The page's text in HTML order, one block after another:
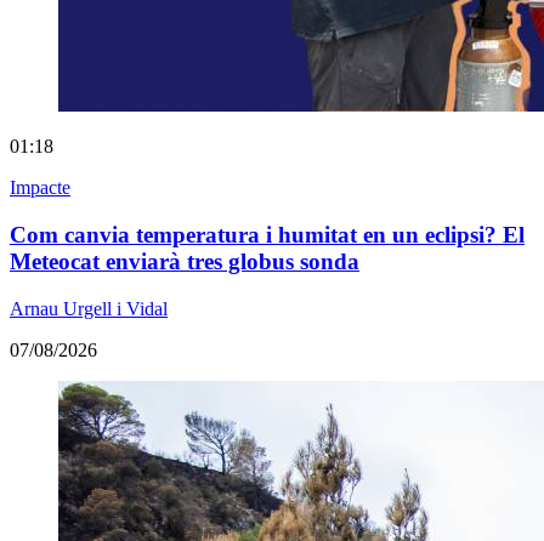
01:18
Impacte
Com canvia temperatura i humitat en un eclipsi? El
Meteocat enviarà tres globus sonda
Arnau Urgell i Vidal
07/08/2026